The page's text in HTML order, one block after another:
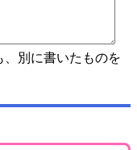
別に書いたものを